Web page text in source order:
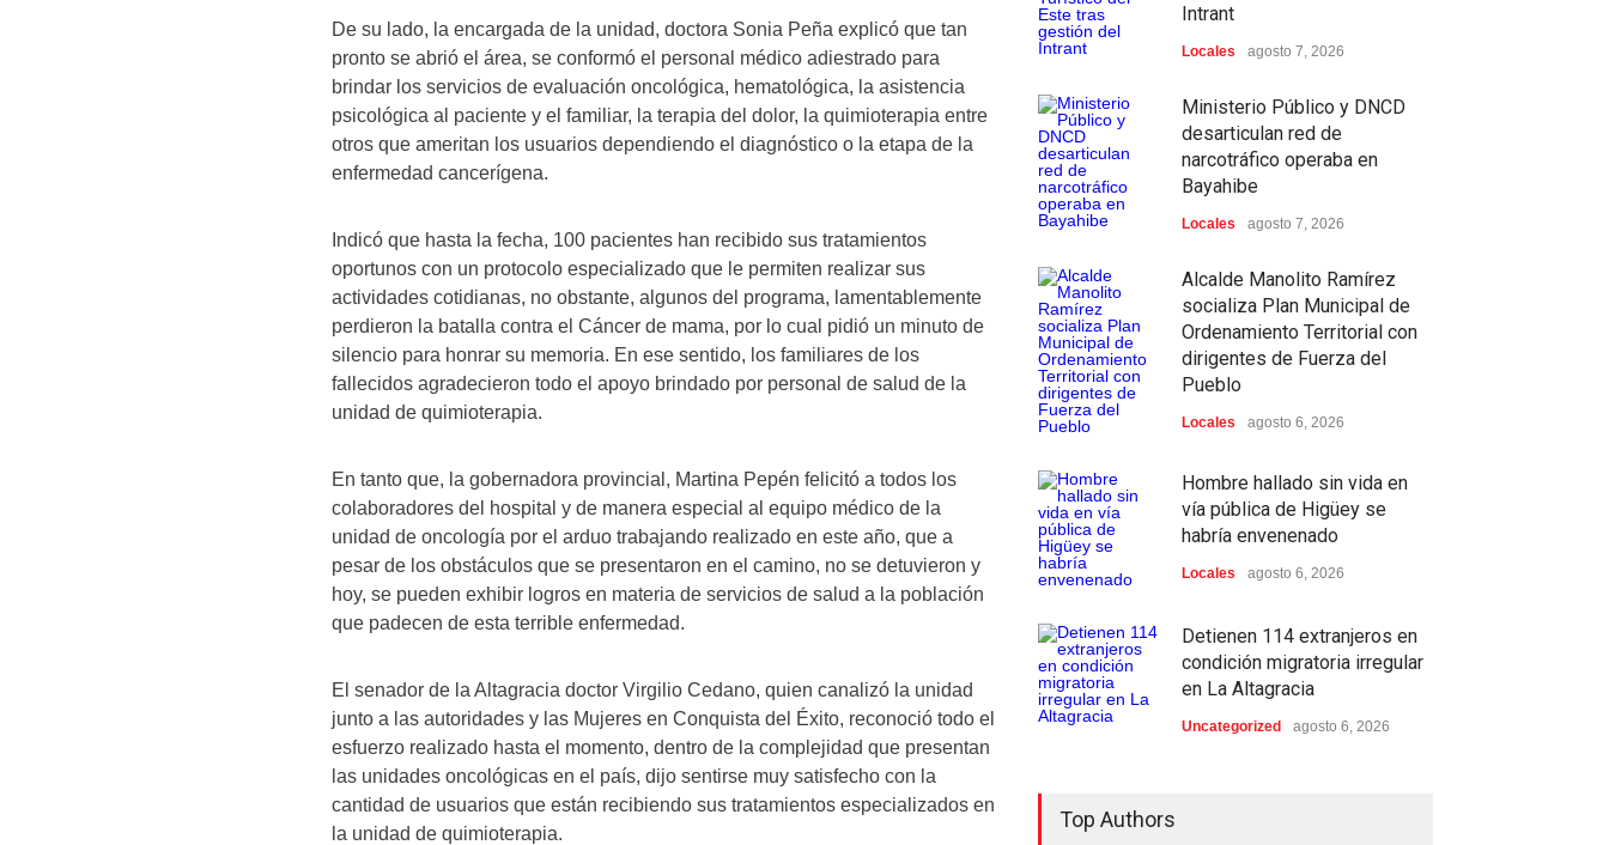
De su lado, la encargada de la unidad, doctora Sonia Peña explicó que tan
pronto se abrió el área, se conformó el personal médico adiestrado para
brindar los servicios de evaluación oncológica, hematológica, la asistencia
psicológica al paciente y el familiar, la terapia del dolor, la quimioterapia entre
otros que ameritan los usuarios dependiendo el diagnóstico o la etapa de la
enfermedad cancerígena.
Indicó que hasta la fecha, 100 pacientes han recibido sus tratamientos
oportunos con un protocolo especializado que le permiten realizar sus
actividades cotidianas, no obstante, algunos del programa, lamentablemente
perdieron la batalla contra el Cáncer de mama, por lo cual pidió un minuto de
silencio para honrar su memoria. En ese sentido, los familiares de los
fallecidos agradecieron todo el apoyo brindado por personal de salud de la
unidad de quimioterapia.
En tanto que, la gobernadora provincial, Martina Pepén felicitó a todos los
colaboradores del hospital y de manera especial al equipo médico de la
unidad de oncología por el arduo trabajando realizado en este año, que a
pesar de los obstáculos que se presentaron en el camino, no se detuvieron y
hoy, se pueden exhibir logros en materia de servicios de salud a la población
que padecen de esta terrible enfermedad.
El senador de la Altagracia doctor Virgilio Cedano, quien canalizó la unidad
junto a las autoridades y las Mujeres en Conquista del Éxito, reconoció todo el
esfuerzo realizado hasta el momento, dentro de la complejidad que presentan
las unidades oncológicas en el país, dijo sentirse muy satisfecho con la
cantidad de usuarios que están recibiendo sus tratamientos especializados en
la unidad de quimioterapia.
Intrant
Locales agosto 7, 2026
Ministerio Público y DNCD
desarticulan red de
narcotráfico operaba en
Bayahibe
Locales agosto 7, 2026
Alcalde Manolito Ramírez
socializa Plan Municipal de
Ordenamiento Territorial con
dirigentes de Fuerza del
Pueblo
Locales agosto 6, 2026
Hombre hallado sin vida en
vía pública de Higüey se
habría envenenado
Locales agosto 6, 2026
Detienen 114 extranjeros en
condición migratoria irregular
en La Altagracia
Uncategorized agosto 6, 2026
Top Authors